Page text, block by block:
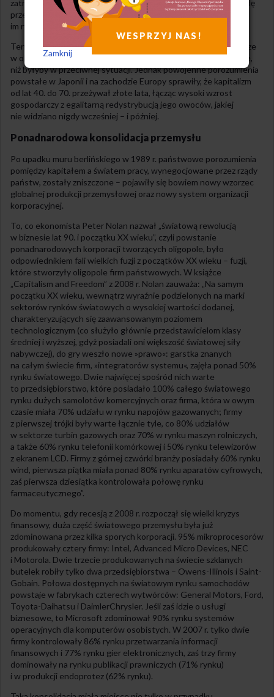
zatrudnionych i zostały gospodyniami domowymi, wzmocniły siłę
przetargową pracowników płci męskiej i stworzyły przyjazny
im rynek pracy.
Ten korporacjonistyczny system sprawił, że państwa opiekuńcze
w okresie od lat 40. do 70. były takie w dużo mniejszym zakresie,
niż byłyby w przeciwnej sytuacji. Jednak powojenne porozumienia
powstałe w Japonii i na zachodzie Europy sprawiły, że kapitalizm
od lat 40. do 70. przeżywał złote lata, łącząc wysoki wzrost
gospodarczy z egalitarną redystrybucją jego owoców, jakiej
nie widziano nigdy wcześniej – i później.
Ponadnarodowa konsolidacja przemysłu
Po upadku muru berlińskiego w 1989 r. państwowe porozumienia
pomiędzy kapitałem a światem pracy, wynegocjowane przez rządy
państw, zostały zniszczone – pojawiły się bowiem nowy wzorzec
globalnej produkcji przemysłowej oraz nowy system organizacji
korporacyjnej.
To, co ekonomista Peter Nolan nazwał „światową rewolucją
w biznesie lat 90. i początku XX wieku”, czyli powstanie
ponadnarodowych korporacji tworzących oligopole, było
odpowiednikiem fali wielkich fuzji z początków XX wieku – fuzji,
które stworzyły oligopole firm państwowych. W książce
„Capitalism and Freedom” z 2008 r. Nolan zauważa: „Na samym
początku XX wieku, wewnątrz wyraźnie podzielonych na marki
sektorów rynków światowych o wysokiej wartości dodanej,
charakteryzujących się zaawansowanym poziomem
technologicznym (co służyło głównie przedstawicielom klasy
średniej i wyższej, gdyż posiadali oni większość światowej siły
nabywczej), do gry weszło nowe »prawo«: garstka znanych
na całym świecie firm, »integratorów systemu«, zajęła ponad 50%
rynku światowego. Dwie najwięcej spośród nich warte
to przedsiębiorstwo, które posiadało 100% całego światowego
rynku dużych samolotów komercyjnych oraz firma, która w owym
czasie miała 70% udziału w rynku napojów gazowanych; firmy
z pierwszej trójki były warte łącznie tyle, co 80% udziałów
w sektorze turbin gazowych oraz 70% w rynku maszyn rolniczych,
a także 60% rynku telefonii komórkowej i 50% rynku telewizorów
z ekranem LCD. Firmy z górnej czwórki branży posiadały 60% rynku
wind, pierwsza piątka miała ponad 80% rynku aparatów cyfrowych,
zaś pierwsza dziesiątka kontrolowała połowę rynku
farmaceutycznego”.
Do momentu, gdy recesją z 2008 r. rozpoczął się wielki kryzys
finansowy, duża część światowego przemysłu była już
zdominowana przez kilka sporych korporacji. 95% mikroprocesorów
produkowały cztery firmy: Intel, Advanced Micro Devices, NEC
i Motorola. Dwie trzecie produkowanych na świecie szklanych
butelek robiły tylko dwa przedsiębiorstwa – Owens-Illinois i Saint-
Gobain. Połowa dostępnych na światowym rynku samochodów
powstaje w fabrykach czterech wytwórców: General Motors, Ford,
Toyota-Daihatsu i DaimlerChrysler. Jeśli zaś idzie o usługi
biznesowe, to Microsoft zdominował 90% rynku systemów
operacyjnych dla komputerów osobistych. W 2007 r. tylko dwie
firmy kontrolowały 86% rynku przetwarzania informacji
finansowych i 77% rynku gier elektronicznych, zaś trzy firmy
dominowały na rynku publikacji prawniczych (71% rynku)
i w produkcji endoprotez (62% rynku).
WESPRZYJ NAS!
Zamknij